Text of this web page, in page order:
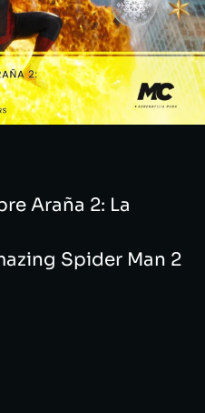
Araña 2: La
Spider Man 2